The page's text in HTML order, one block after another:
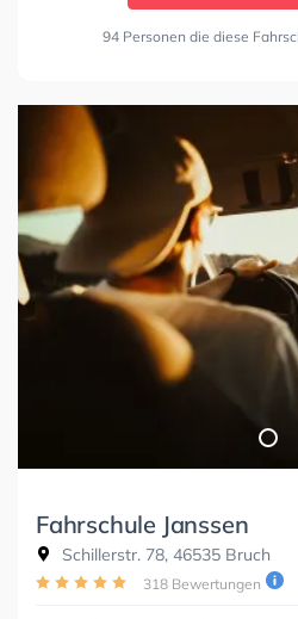
94 Personen die diese
Fahrschule Janssen
Schillerstr. 78, 46535 Bruch
318 Bewertungen